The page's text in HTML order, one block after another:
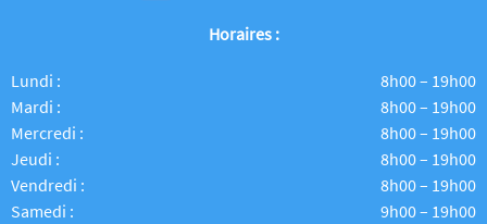
Horaires :
Lundi :
8h00 – 19h00
Mardi :
8h00 – 19h00
Mercredi :
8h00 – 19h00
Jeudi :
8h00 – 19h00
Vendredi :
8h00 – 19h00
Samedi :
9h00 – 19h00